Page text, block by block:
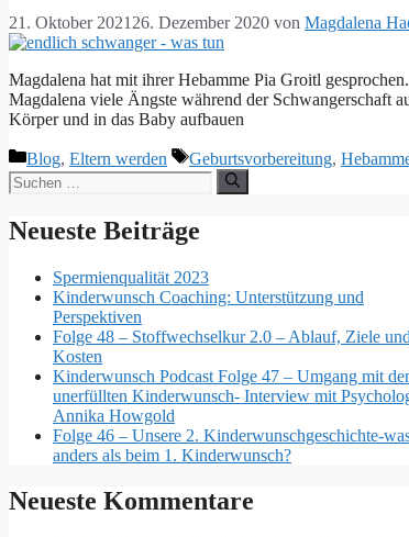
21. Oktober 202126. Dezember 2020 von Magdalena
Magdalena hat mit ihrer Hebamme Pia Groitl
Magdalena viele Ängste während der Schwangerschaft
Körper und in das Baby aufbauen
Kategorien
Blog, Eltern werden Schlagwörter
Geburtsvorbereitung,
Suchen
nach:
Neueste Beiträge
Spermienqualität 2023
Kinderwunsch Coaching: Unterstützung und
Perspektiven
Folge 48 – Stoffwechselkur 2.0 – Ablauf, Ziele und
Kosten
Kinderwunsch Podcast Folge 47 – Umgang mit
unerfüllten Kinderwunsch- Interview mit
Annika Howgold
Folge 46 – Unsere 2. Kinderwunschgeschichte-
anders als beim 1. Kinderwunsch?
Neueste Kommentare